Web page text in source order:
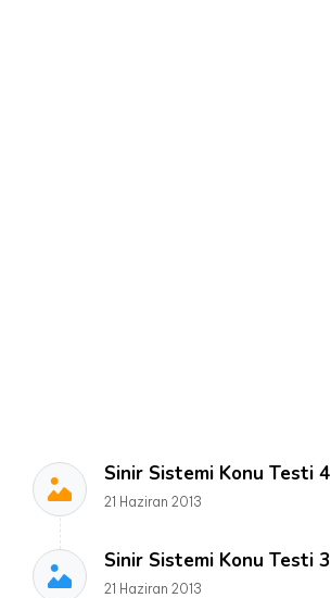
Sinir Sistemi Konu Testi 4
21 Haziran 2013
Sinir Sistemi Konu Testi 3
21 Haziran 2013